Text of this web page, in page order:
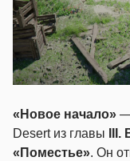
«Новое начало» —
Desert из главы
«Поместье». Он